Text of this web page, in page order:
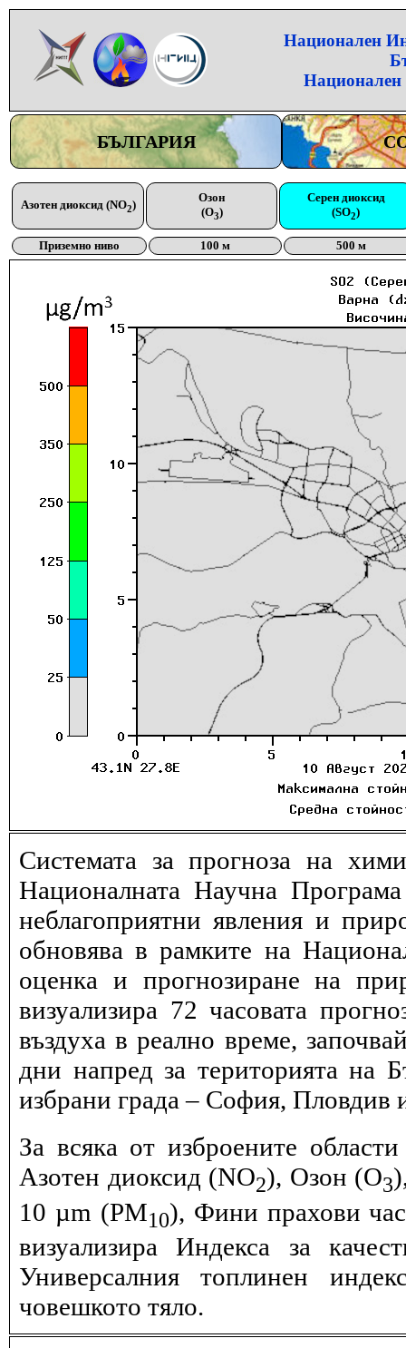
Национален
Национален
БЪЛГАРИЯ
Азотен диоксид (NO2)
Озон
(O3)
Серен диоксид
(SO2)
Приземно ниво 100 м 500 м
Системата за прогноза на
Националната Научна
неблагоприятни явления и
обновява в рамките на
оценка и прогнозиране на
визуализира 72 часовата
въздуха в реално време,
дни напред за територията на
избрани града – София, Пловдив
За всяка от изброените
Азотен диоксид (NO2), Озон (O3
10 µm (PM10), Фини прахови
визуализира Индекса за
Универсалния топлинен
човешкото тяло.